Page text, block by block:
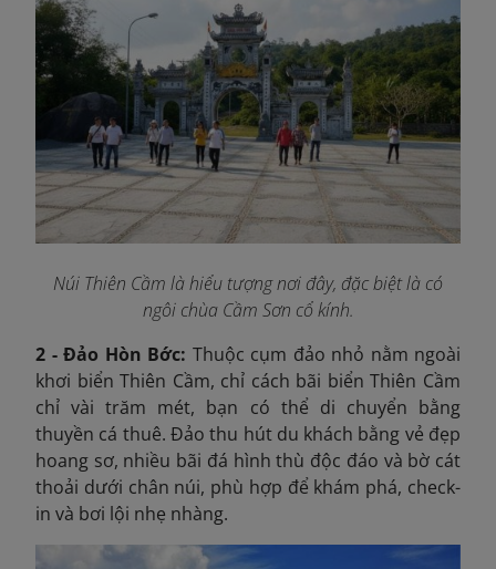
Núi Thiên Cầm là hiểu tượng nơi đây, đặc biệt là có
ngôi chùa Cầm Sơn cổ kính.
2 - Đảo Hòn Bớc: Thuộc cụm đảo nhỏ nằm ngoài
khơi biển Thiên Cầm, chỉ cách bãi biển Thiên Cầm
chỉ vài trăm mét, bạn có thể di chuyển bằng
thuyền cá thuê. Đảo thu hút du khách bằng vẻ đẹp
hoang sơ, nhiều bãi đá hình thù độc đáo và bờ cát
thoải dưới chân núi, phù hợp để khám phá, check-
in và bơi lội nhẹ nhàng.